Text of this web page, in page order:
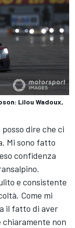
Lilou Wadoux,
dire che ci
Mi sono fatto
confidenza
e consistente
Come mi
il fatto di aver
non